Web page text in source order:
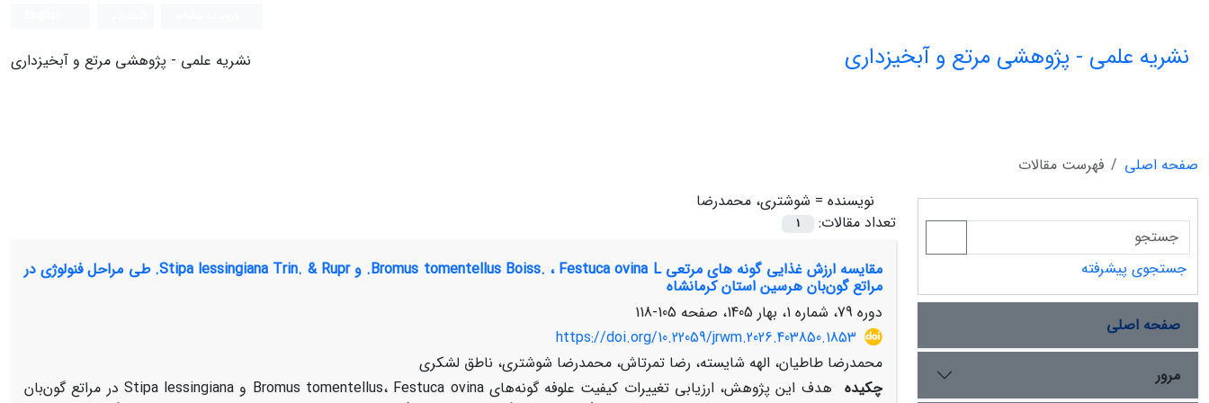
نشریه علمی - پژوهشی مرتع و آبخیزداری نشریه علمی - پژوهشی مرتع و آبخیزداری
صفحه اصلی
فهرست مقالات
نویسنده = شوشتری، محمدرضا
تعداد مقالات:
1
مقایسه ارزش غذایی گونه های مرتعی Bromus tomentellus Boiss. ، Festuca ovina L. و Stipa lessingiana Trin. & Rupr. طی مراحل فنولوژی در
مراتع گون‌بان هرسین استان کرمانشاه
دوره 79، شماره 1، بهار 1405، صفحه
105-118
https://doi.org/10.22059/jrwm.2026.403850.1853
محمدرضا طاطیان، الهه شایسته، رضا تمرتاش، محمدرضا شوشتری، ناطق لشکری
چکیده
هدف این پژوهش، ارزیابی تغییرات کیفیت علوفه گونه‌های Bromus tomentellus، Festuca ovina و Stipa lessingiana در مراتع گون‌بان
جستجوی پیشرفته
صفحه اصلی
مرور